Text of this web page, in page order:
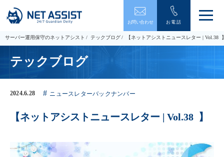
お問い合わせ お電話
メ
ュ
ー
サーバー運用保守のネットアシスト テックブログ 【ネットアシストニュースレター | Vol.38
テックブログ
2024.6.28 ニュースレターバックナンバー
【ネットアシストニュースレター | Vol.38 】